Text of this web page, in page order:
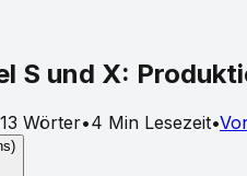
S und X:
Wörter•4 Min Lesezeit•